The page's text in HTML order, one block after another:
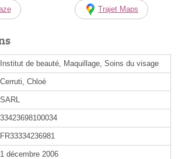
Trajet Maps
Institut de beauté, Maquillage, Soins du visage
Cerruti, Chloé
SARL
33423698100034
FR33334236981
1 décembre 2006